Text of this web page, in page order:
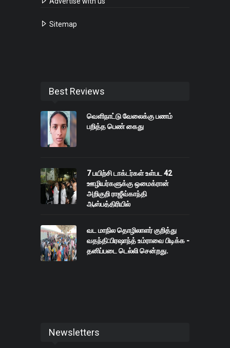
Sitemap
Best Reviews
வெளிநாட்டு வேலைக்கு பணம்
பறித்த பெண் கைது
7 பயிற்சி டாக்டர்கள் உள்பட 42
ஊழியர்களுக்கு ஒமைக்ரான்
அறிகுறி ராஜீவ்காந்தி
ஆஸ்பத்திரியில்
வட மாநில தொழிலாளர் குறித்து
வதந்தி:பிரஷாந்த் உம்ராவை பிடிக்க -
தனிப்படை டெல்லி சென்றது.
Newsletters